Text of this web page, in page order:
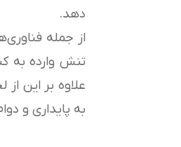
دهد.
از جمله
تنش وارده به
علاوه بر این
به پایداری و